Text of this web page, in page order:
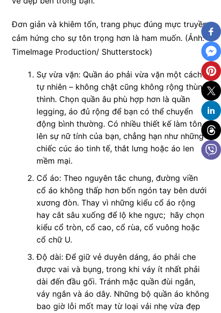
Đơn giản và khiêm tốn, trang phục đúng mực truyền
cảm hứng cho sự tôn trọng hơn là ham muốn. (Ảnh:
TimeImage Production/ Shutterstock)
Sự vừa vặn: Quần áo phải vừa vặn một cách
tự nhiên – không chật cũng không rộng thùng
thình. Chọn quần âu phù hợp hơn là quần
legging, áo đủ rộng để bạn có thể chuyển
động bình thường. Có nhiều thiết kế làm tôn
lên sự nữ tính của bạn, chẳng hạn như những
chiếc cúc áo tinh tế, thắt lưng hoặc áo len
mềm mại.
Cổ áo: Theo nguyên tắc chung, đường viền
cổ áo không thấp hơn bốn ngón tay bên dưới
xương đòn. Thay vì những kiểu cổ áo rộng
hay cắt sâu xuống để lộ khe ngực; hãy chọn
kiểu cổ tròn, cổ cao, cổ rùa, cổ vuông hoặc
cổ chữ U.
Độ dài: Để giữ vẻ duyên dáng, áo phải che
được vai và bụng, trong khi váy ít nhất phải
dài đến đầu gối. Tránh mặc quần đùi ngắn,
váy ngắn và áo dây. Những bộ quần áo không
bao giờ lỗi mốt may từ loại vải nhẹ vừa đẹp